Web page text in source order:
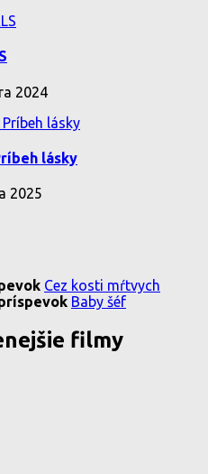
2024
lásky
2025
Cez kosti mŕtvych
Baby šéf
filmy